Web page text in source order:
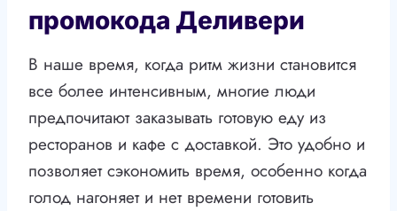
промокода Деливери
В наше время, когда ритм жизни становится
все более интенсивным, многие люди
предпочитают заказывать готовую еду из
ресторанов и кафе с доставкой. Это удобно и
позволяет сэкономить время, особенно когда
голод нагоняет и нет времени готовить